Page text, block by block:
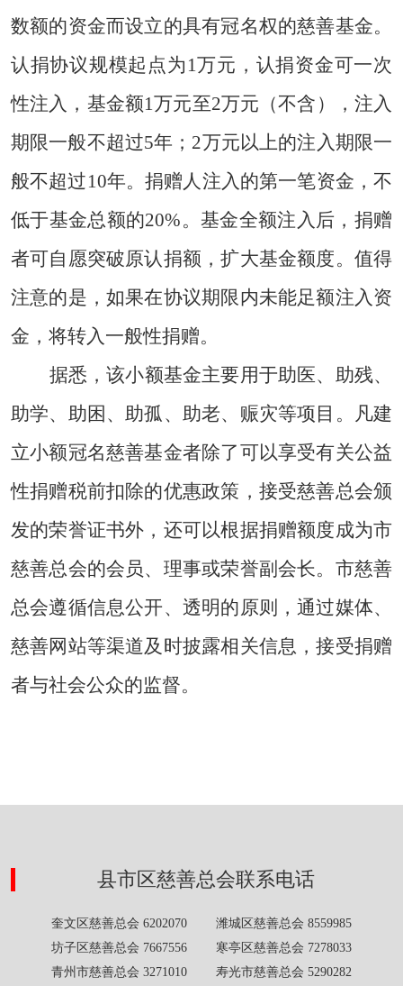
数额的资金而设立的具有冠名权的慈善基金。
认捐协议规模起点为 1万元，认捐资金可一次
性注入，基金额1万元至2万元（不含），注入
期限一般不超过5年； 2万元以上的注入期限一
般不超过10年。捐赠人注入的第一笔资金，不
低于基金总额的20%。基金全额注入后，捐赠
者可自愿突破原认捐额，扩大基金额度。值得
注意的是，如果在协议期限内未能足额注入资
金，将转入一般性捐赠。
据悉，该小额基金主要用于助医、助残、
助学、助困、助孤、助老、赈灾等项目。凡建
立小额冠名慈善基金者除了可以享受有关公益
性捐赠税前扣除的优惠政策，接受慈善总会颁
发的荣誉证书外，还可以根据捐赠额度成为市
慈善总会的会员、理事或荣誉副会长。市慈善
总会遵循信息公开、透明的原则，通过媒体、
慈善网站等渠道及时披露相关信息，接受捐赠
者与社会公众的监督。
县市区慈善总会联系电话
奎文区慈善总会 6202070 潍城区慈善总会 8559985
坊子区慈善总会 7667556 寒亭区慈善总会 7278033
青州市慈善总会 3271010 寿光市慈善总会 5290282